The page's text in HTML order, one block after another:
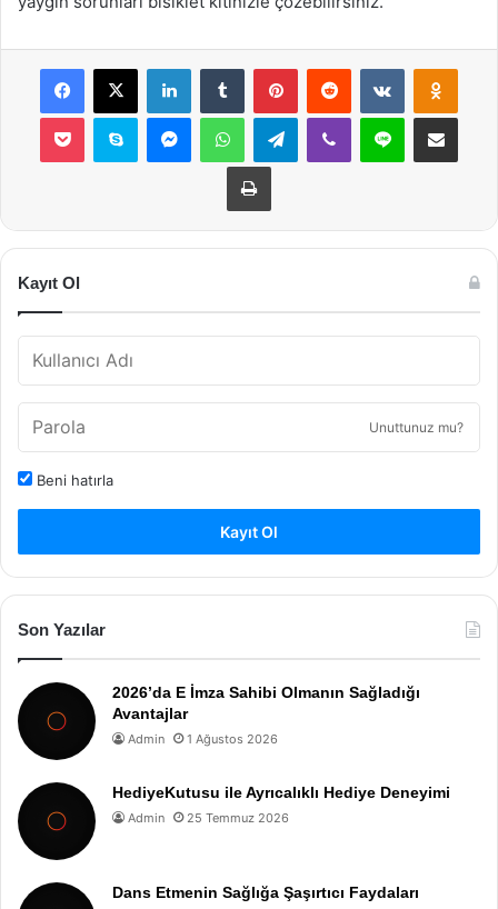
Facebook
X LinkedInTumblr PinterestReddit VKontakte
Pocket Skype MessengerWhatsAppTelegramViber Line E-Posta ile
Yazdır
Kayıt Ol
Unuttunuz mu?
Beni hatırla
Kayıt Ol
Son Yazılar
2026’da E İmza Sahibi Olmanın Sağladığı
Avantajlar
Admin 1 Ağustos 2026
HediyeKutusu ile Ayrıcalıklı Hediye Deneyimi
Admin 25 Temmuz 2026
Dans Etmenin Sağlığa Şaşırtıcı Faydaları